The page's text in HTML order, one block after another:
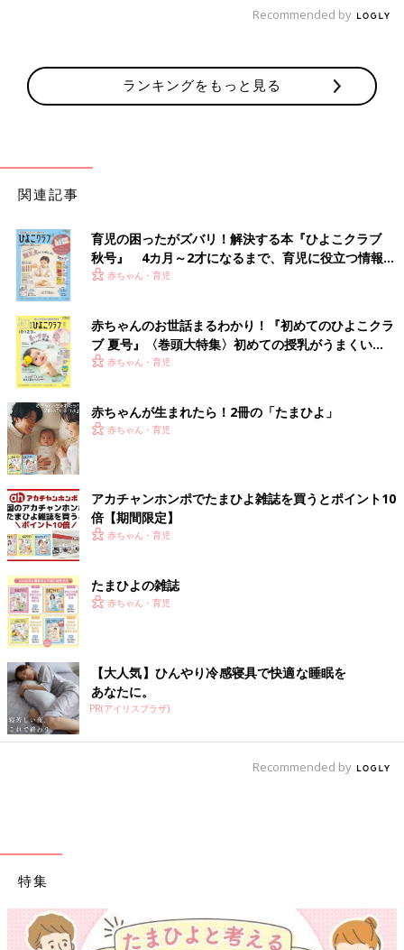
Recommended by
ランキングをもっと見る
関連記事
育児の困ったがズバリ！解決する本『ひよこクラブ
秋号』 4カ月～2才になるまで、育児に役立つ情報が
いっぱい！
赤ちゃん・育児
赤ちゃんのお世話まるわかり！『初めてのひよこクラ
ブ 夏号』〈巻頭大特集〉初めての授乳がうまくい
く！ おっぱい・ミルクの基本と夏のトラブル 解決テ
赤ちゃん・育児
赤ちゃんが生まれたら！2冊の「たまひよ」
赤ちゃん・育児
アカチャンホンポでたまひよ雑誌を買うとポイント10
倍【期間限定】
赤ちゃん・育児
たまひよの雑誌
赤ちゃん・育児
【大人気】ひんやり冷感寝具で快適な睡眠を
あなたに。
PR(アイリスプラザ)
Recommended by
特集